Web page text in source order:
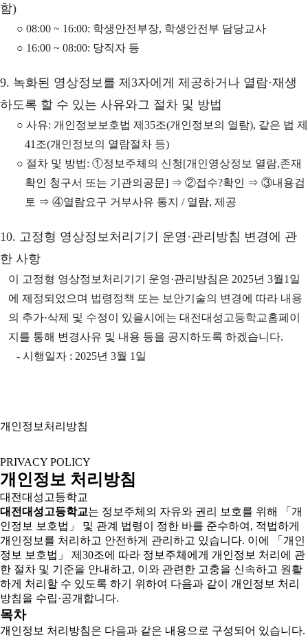
함)
○ 08:00 ~ 16:00: 학생안전부장, 학생안전부 담당교사
○ 16:00 ~ 08:00: 당직자 등
9. 녹화된 영상정보를 제3자에게 제공하거나 열람·재생
하도록 할 수 있는 사유와그 절차 및 방법
○ 사유: 개인정보보호법 제35조(개인정보의 열람), 같은 법 제
41조(개인정보의 열람절차 등)
○ 절차 및 방법: ①정보주체의 신청[개인영상정보 열람,존재
확인 청구서 또는 기관의공문] ⇒ ②접수?확인 ⇒ ③내용검
토 ⇒ ④열람요구 거부사유 통지 / 열람, 제공
10. 고정형 영상정보처리기기 운영·관리방침 변경에 관
한 사항
이 고정형 영상정보처리기기 운영·관리방침은 2025년 3월1일
에 제정되었으며 법령정책 또는 보안기술의 변경에 따라 내용
의 추가·삭제 및 수정이 있을시에는 대전대성고등학교홈페이
지를 통해 변경사유 및 내용 등을 공지하도록 하겠습니다.
- 시행일자 : 2025년 3월 1일
개인정보처리방침
PRIVACY POLICY
개인정보 처리방침
대전대성고등학교
대전대성고등학교는 정보주체의 자유와 권리 보호를 위해 「개
인정보 보호법」 및 관계 법령이 정한 바를 준수하여, 적법하게
개인정보를 처리하고 안전하게 관리하고 있습니다. 이에 「개인
정보 보호법」 제30조에 따라 정보주체에게 개인정보 처리에 관
한 절차 및 기준을 안내하고, 이와 관련한 고충을 신속하고 원활
하게 처리할 수 있도록 하기 위하여 다음과 같이 개인정보 처리
방침을 수립·공개합니다.
목차
개인정보 처리방침은 다음과 같은 내용으로 구성되어 있습니다.